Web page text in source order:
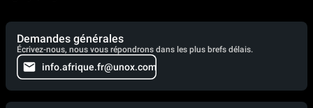
Demandes générales
Écrivez-nous, nous vous répondrons dans les plus brefs délais.
info.afrique.fr@unox.com